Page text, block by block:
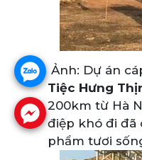
Ảnh: Dự án
Tiệc Hưng
200km từ Hà
điệp khó đi đã
phẩm tươi